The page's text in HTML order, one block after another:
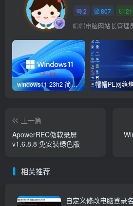
2 807 21
帽帽电脑网站长管理
windows11 23h2 简体中文版64位 正式版
上一篇
ApowerREC傲软录屏
v1.6.8.8 免安装绿色版
相关推荐
自定义修改电脑登录